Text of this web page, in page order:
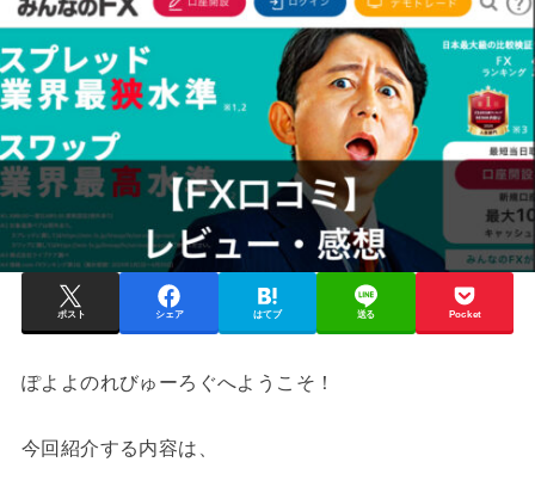
ポスト シェア はてブ 送る Pocket
ぽよよのれびゅーろぐへようこそ！
今回紹介する内容は、